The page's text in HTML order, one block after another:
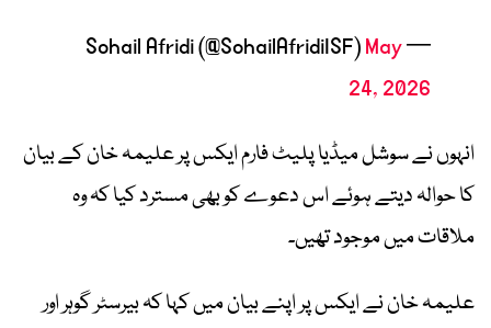
— Sohail Afridi (@SohailAfridiISF)
May
24, 2026
انہوں نے سوشل میڈیا پلیٹ فارم ایکس پرعلیمہ خانکے بیان
کا حوالہ دیتے ہوئے اس دعوے کو بھی مسترد کیا کہ وہ
ملاقات میں موجود تھیں۔
علیمہ خان نے ایکس پر اپنے بیان میں کہا کہ بیرسٹر گوہر اور